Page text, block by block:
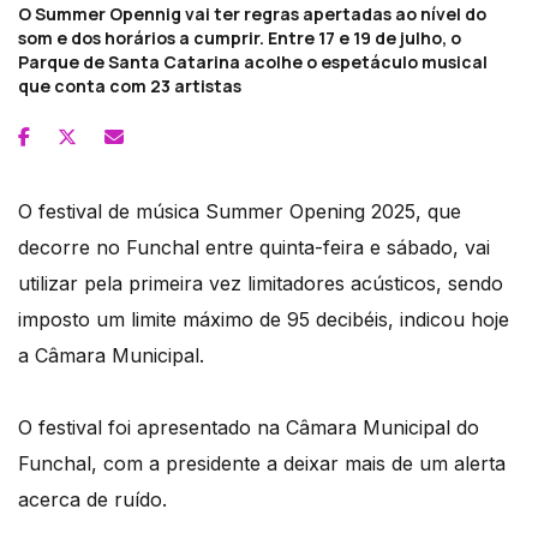
O Summer Opennig vai ter regras apertadas ao nível do
som e dos horários a cumprir. Entre 17 e 19 de julho, o
Parque de Santa Catarina acolhe o espetáculo musical
que conta com 23 artistas
O festival de música Summer Opening 2025, que
decorre no Funchal entre quinta-feira e sábado, vai
utilizar pela primeira vez limitadores acústicos, sendo
imposto um limite máximo de 95 decibéis, indicou hoje
a Câmara Municipal.
O festival foi apresentado na Câmara Municipal do
Funchal, com a presidente a deixar mais de um alerta
acerca de ruído.